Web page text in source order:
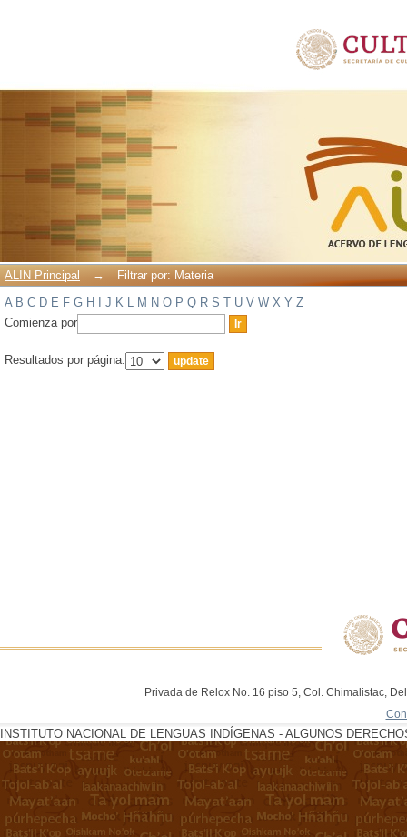
ALIN Principal →
Filtrar por: Materia
A B C D E F G H J K L M N O P Q R S T U V W X Y Z
Comienza por
Resultados por página:
Privada de Relox No. 16 piso 5, Col. Chimalistac,
INSTITUTO NACIONAL DE LENGUAS INDÍGENAS - ALGUNOS